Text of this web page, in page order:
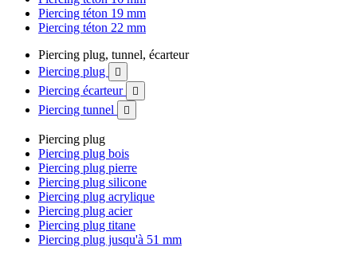
Piercing téton 19 mm
Piercing téton 22 mm
Piercing plug, tunnel, écarteur
Piercing plug

Piercing écarteur 
Piercing tunnel 
Piercing plug
Piercing plug bois
Piercing plug pierre
Piercing plug silicone
Piercing plug acrylique
Piercing plug acier
Piercing plug titane
Piercing plug jusqu'à 51 mm